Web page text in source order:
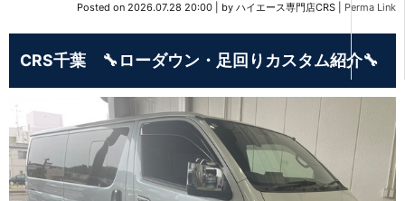
Posted on 2026.07.28 20:00 by ハイエース専門店CRS Perma Link
CRS千葉 🔧ローダウン・足回りカスタム紹介🔧